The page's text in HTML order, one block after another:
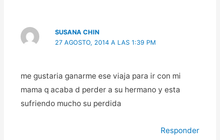
SUSANA CHIN
27 AGOSTO, 2014 A LAS 1:39 PM
me gustaria ganarme ese viaja para ir con mi
mama q acaba d perder a su hermano y esta
sufriendo mucho su perdida
Responder